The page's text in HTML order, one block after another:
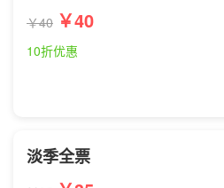
￥40 ￥40
10折优惠
淡季全票